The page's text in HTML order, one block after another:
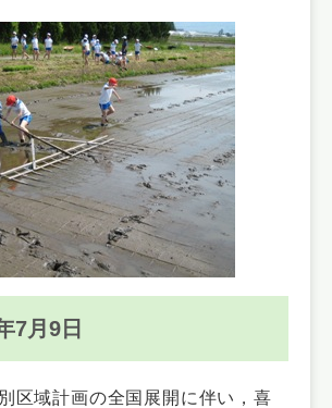
7月9日
区域計画の全国展開に伴い，喜